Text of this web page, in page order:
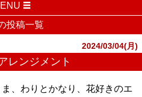
投稿一覧
2024/03/04(月)
レンジメント
、わりとかなり、花好きのエ